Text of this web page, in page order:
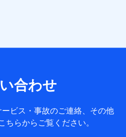
得した、以下の情報などの個人デ
アドレス、お客さまの識別子、
トサービスのご利用に関する情
合わせ
ビス・事故のご連絡、その他
ちらからご覧ください。